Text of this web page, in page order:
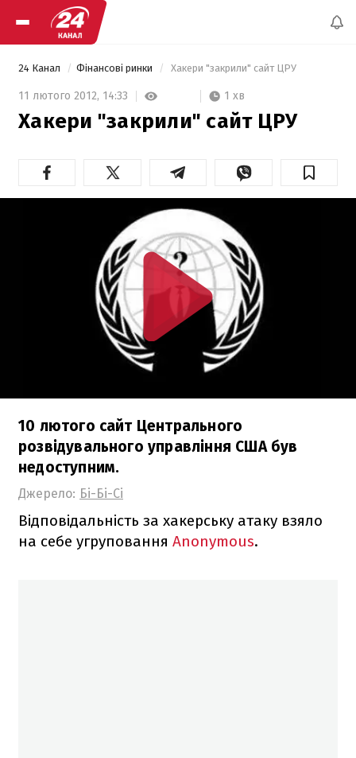
24 Канал Фінансові ринки Хакери "закрили" сайт ЦРУ
11 лютого 2012, 14:33 1 хв
Хакери "закрили" сайт ЦРУ
10 лютого сайт Центрального
розвідувального управління США був
недоступним.
Джерело: Бі-Бі-Сі
Відповідальність за хакерську атаку взяло
на себе угруповання Anonymous.